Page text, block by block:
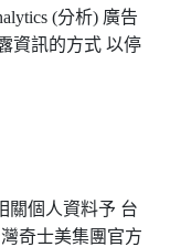
(分析) 廣告
資訊的方式 以停
關個人資料予 台
奇士美集團官方